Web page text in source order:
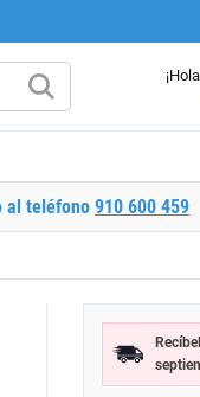
al teléfono 910 600 459